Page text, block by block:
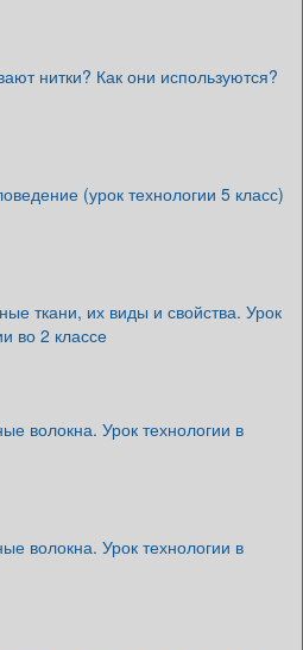
нитки? Как они используются?
(урок технологии 5 класс)
ткани, их виды и свойства. Урок
во 2 классе
волокна. Урок технологии в
волокна. Урок технологии в